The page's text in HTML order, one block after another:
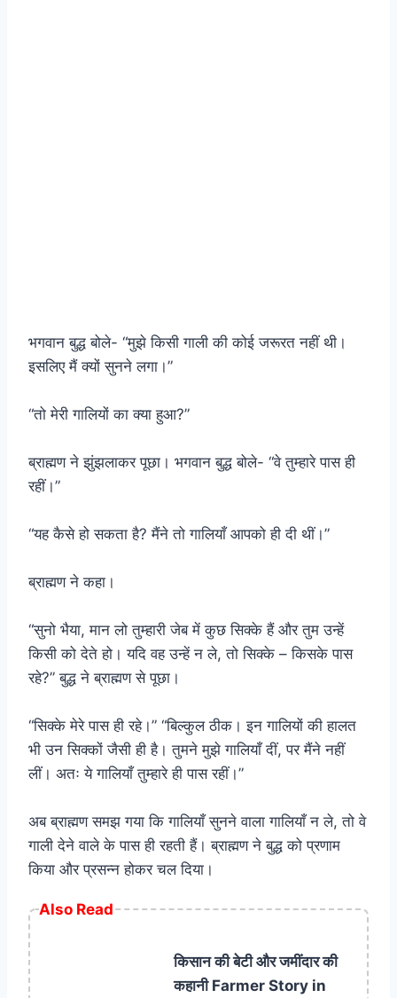
भगवान बुद्ध बोले- “मुझे किसी गाली की कोई जरूरत नहीं थी।
इसलिए मैं क्यों सुनने लगा।”
“तो मेरी गालियों का क्या हुआ?”
ब्राह्मण ने झुंझलाकर पूछा। भगवान बुद्ध बोले- “वे तुम्हारे पास ही
रहीं।”
“यह कैसे हो सकता है? मैंने तो गालियाँ आपको ही दी थीं।”
ब्राह्मण ने कहा।
“सुनो भैया, मान लो तुम्हारी जेब में कुछ सिक्के हैं और तुम उन्हें
किसी को देते हो। यदि वह उन्हें न ले, तो सिक्के – किसके पास
रहे?” बुद्ध ने ब्राह्मण से पूछा।
“सिक्के मेरे पास ही रहे।” “बिल्कुल ठीक। इन गालियों की हालत
भी उन सिक्कों जैसी ही है। तुमने मुझे गालियाँ दीं, पर मैंने नहीं
लीं। अतः ये गालियाँ तुम्हारे ही पास रहीं।”
अब ब्राह्मण समझ गया कि गालियाँ सुनने वाला गालियाँ न ले, तो वे
गाली देने वाले के पास ही रहती हैं। ब्राह्मण ने बुद्ध को प्रणाम
किया और प्रसन्न होकर चल दिया।
Also Read
किसान की बेटी और जमींदार की
कहानी Farmer Story in